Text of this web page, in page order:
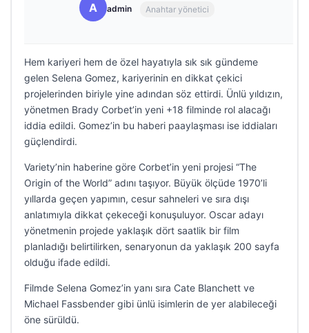
A admin Anahtar yönetici
Hem kariyeri hem de özel hayatıyla sık sık gündeme
gelen Selena Gomez, kariyerinin en dikkat çekici
projelerinden biriyle yine adından söz ettirdi. Ünlü yıldızın,
yönetmen Brady Corbet’in yeni +18 filminde rol alacağı
iddia edildi. Gomez’in bu haberi paaylaşması ise iddiaları
güçlendirdi.
Variety’nin haberine göre Corbet’in yeni projesi “The
Origin of the World” adını taşıyor. Büyük ölçüde 1970’li
yıllarda geçen yapımın, cesur sahneleri ve sıra dışı
anlatımıyla dikkat çekeceği konuşuluyor. Oscar adayı
yönetmenin projede yaklaşık dört saatlik bir film
planladığı belirtilirken, senaryonun da yaklaşık 200 sayfa
olduğu ifade edildi.
Filmde Selena Gomez’in yanı sıra Cate Blanchett ve
Michael Fassbender gibi ünlü isimlerin de yer alabileceği
öne sürüldü.